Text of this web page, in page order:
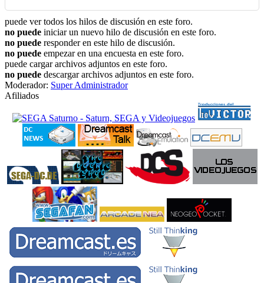
puede ver todos los hilos de discusión en este foro.
no puede iniciar un nuevo hilo de discusión en este foro.
no puede responder en este hilo de discusión.
no puede empezar en una encuesta en este foro.
puede cargar archivos adjuntos en este foro.
no puede descargar archivos adjuntos en este foro.
Moderador: Super Administrador
Afiliados